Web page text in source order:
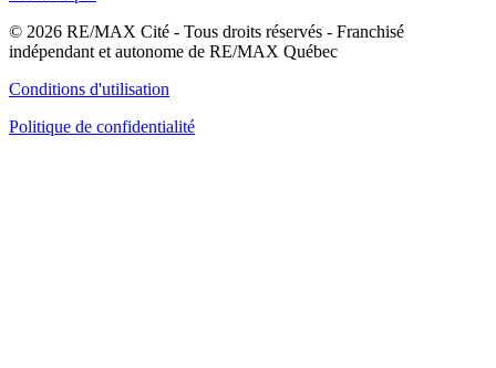
© 2026 RE/MAX Cité - Tous droits réservés - Franchisé
indépendant et autonome de RE/MAX Québec
Conditions d'utilisation
Politique de confidentialité